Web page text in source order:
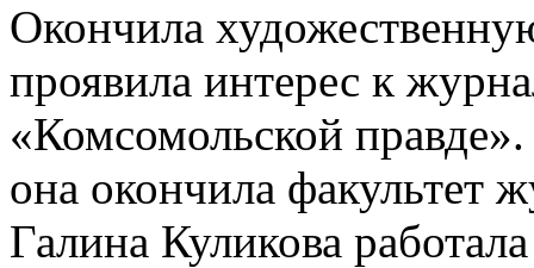
Окончила
проявила интерес к
«Комсомольской
она окончила факультет
Галина Куликова